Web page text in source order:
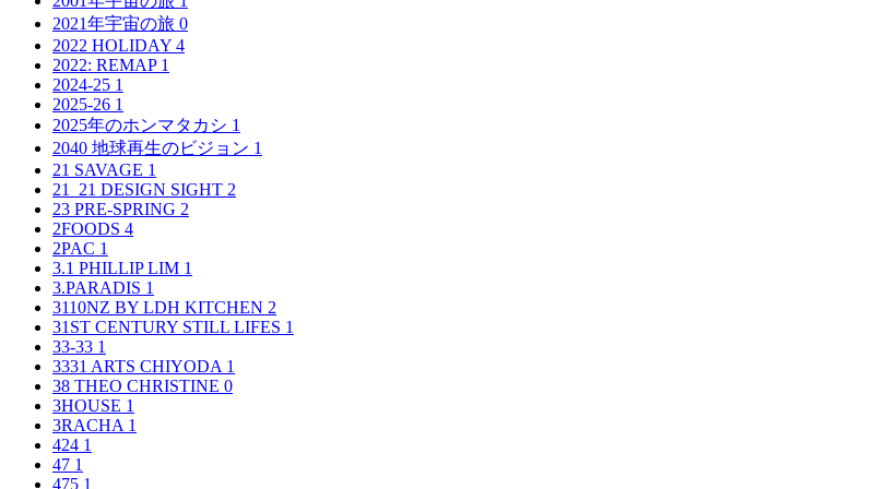
2021年宇宙の旅 0
2022 HOLIDAY 4
2022: REMAP 1
2024-25 1
2025-26 1
2025年のホンマタカシ 1
2040 地球再生のビジョン 1
21 SAVAGE 1
21_21 DESIGN SIGHT 2
23 PRE-SPRING 2
2FOODS 4
2PAC 1
3.1 PHILLIP LIM 1
3.PARADIS 1
3110NZ BY LDH KITCHEN 2
31ST CENTURY STILL LIFES 1
33-33 1
3331 ARTS CHIYODA 1
38 THEO CHRISTINE 0
3HOUSE 1
3RACHA 1
424 1
47 1
475 1